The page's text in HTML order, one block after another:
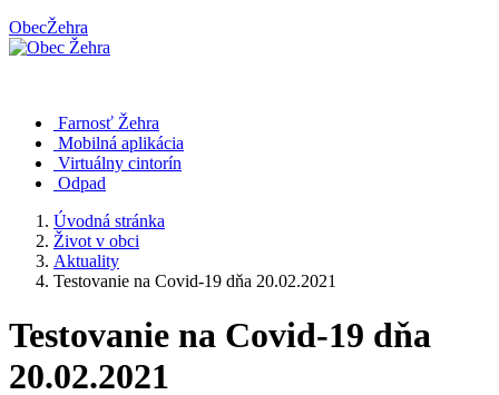
ObecŽehra
Farnosť Žehra
Mobilná aplikácia
Virtuálny cintorín
Odpad
Úvodná stránka
Život v obci
Aktuality
Testovanie na Covid-19 dňa 20.02.2021
Testovanie na Covid-19 dňa
20.02.2021